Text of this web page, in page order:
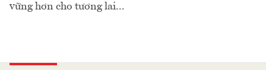
vững hơn cho tương lai...